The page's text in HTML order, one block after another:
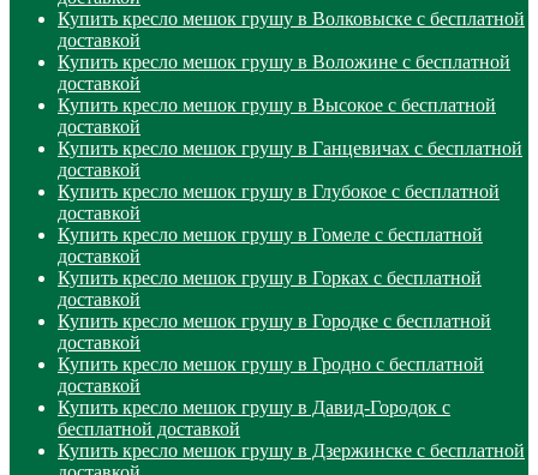
Купить кресло мешок грушу в Волковыске с бесплатной
доставкой
Купить кресло мешок грушу в Воложине с бесплатной
доставкой
Купить кресло мешок грушу в Высокое с бесплатной
доставкой
Купить кресло мешок грушу в Ганцевичах с бесплатной
доставкой
Купить кресло мешок грушу в Глубокое с бесплатной
доставкой
Купить кресло мешок грушу в Гомеле с бесплатной
доставкой
Купить кресло мешок грушу в Горках с бесплатной
доставкой
Купить кресло мешок грушу в Городке с бесплатной
доставкой
Купить кресло мешок грушу в Гродно с бесплатной
доставкой
Купить кресло мешок грушу в Давид-Городок с
бесплатной доставкой
Купить кресло мешок грушу в Дзержинске с бесплатной